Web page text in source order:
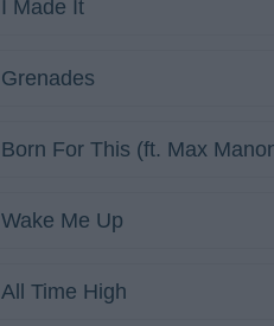
I Made It
Grenades
Born For This (ft. Max
Wake Me Up
All Time High